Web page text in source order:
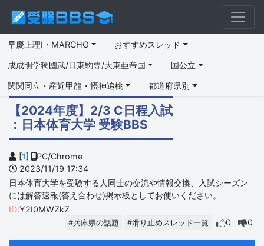
早慶上理I・MARCHG おすすめスレッド
成成明学獨國武/日東駒専/大東亜帝国 国公立
関関同立・産近甲龍・摂神追桃 都道府県別
【2024年度】2/3 C日程入試
：日本体育大学 受験BBS
[1]
PC/Chrome
2023/11/19 17:34
日本体育大学を受験する人同士の交流や情報交換、入試シーズン
には解答速報(答え合わせ)掲示板としてお使いください。
ID:Y2I0MWZkZ
#兵庫県の話題 #滑り止めスレッド一覧 0 0